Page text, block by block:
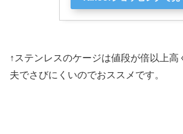
↑ステンレスのケージは値段が倍以上高
夫でさびにくいのでおススメです。